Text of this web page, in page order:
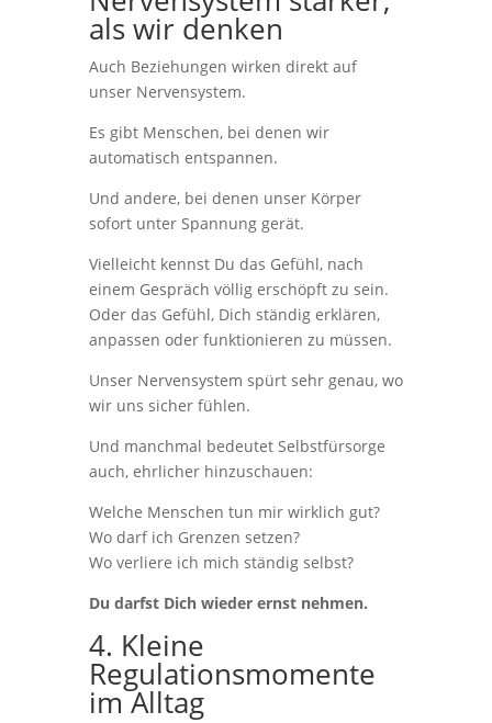
als wir denken
Auch Beziehungen wirken direkt auf
unser Nervensystem.
Es gibt Menschen, bei denen wir
automatisch entspannen.
Und andere, bei denen unser Körper
sofort unter Spannung gerät.
Vielleicht kennst Du das Gefühl, nach
einem Gespräch völlig erschöpft zu sein.
Oder das Gefühl, Dich ständig erklären,
anpassen oder funktionieren zu müssen.
Unser Nervensystem spürt sehr genau, wo
wir uns sicher fühlen.
Und manchmal bedeutet Selbstfürsorge
auch, ehrlicher hinzuschauen:
Welche Menschen tun mir wirklich gut?
Wo darf ich Grenzen setzen?
Wo verliere ich mich ständig selbst?
Du darfst Dich wieder ernst nehmen.
4. Kleine
Regulationsmomente
im Alltag